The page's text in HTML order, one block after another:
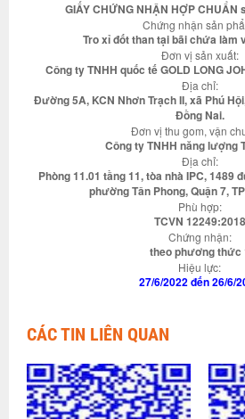
GIẤY CHỨNG NHẬN HỢP CHUẨN
Chứng nhận sản
Tro xỉ đốt than tại bãi chứa làm
Đơn vị sản xuất:
Công ty TNHH quốc tế GOLD LONG
Địa chỉ:
Đường 5A, KCN Nhơn Trạch II, xã Phú
Đồng Nai.
Đơn vị thu gom, vận
Công ty TNHH năng lượng
Địa chỉ:
Phòng 11.01 tầng 11, tòa nhà IPC, 1489
phường Tân Phong, Quận 7,
Phù hợp:
TCVN 12249:2018
Chứng nhận:
theo phương thức
Hiệu lực:
27/6/2022 đến 26/6/
CÁC TIN LIÊN QUAN